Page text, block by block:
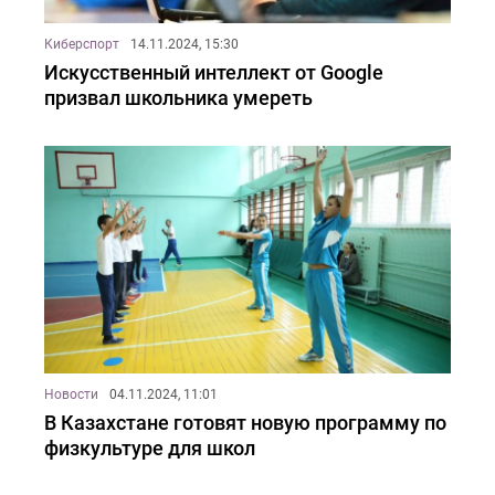
Киберспорт 14.11.2024, 15:30
Искусственный интеллект от Google
призвал школьника умереть
Новости 04.11.2024, 11:01
В Казахстане готовят новую программу по
физкультуре для школ